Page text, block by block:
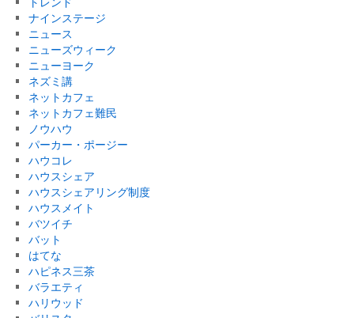
ナインステージ
ニュース
ニューズウィーク
ニューヨーク
ネズミ講
ネットカフェ
ネットカフェ難民
ノウハウ
パーカー・ポージー
ハウコレ
ハウスシェア
ハウスシェアリング制度
ハウスメイト
バツイチ
バット
はてな
ハピネス三茶
バラエティ
ハリウッド